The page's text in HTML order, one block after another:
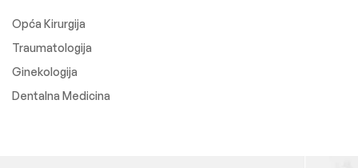
Opća Kirurgija
Traumatologija
Ginekologija
Dentalna Medicina